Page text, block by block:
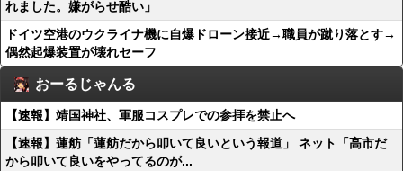
れました。嫌がらせ酷い」
ドイツ空港のウクライナ機に自爆ドローン接近→職員が蹴り落とす→
偶然起爆装置が壊れセーフ
おーるじゃんる
【速報】靖国神社、軍服コスプレでの参拝を禁止へ
【速報】蓮舫「蓮舫だから叩いて良いという報道」 ネット「高市だ
から叩いて良いをやってるのが...